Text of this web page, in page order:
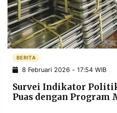
INFORMASI
PRIVACY
POLICY
BERITA
WARGA
INFORMASI
IKLAN
KIRIM
PENGADUAN TERM
SERVICE
BERITA
8 Februari 2026 - 17:54 WIB
Survei Indikator
Puas dengan